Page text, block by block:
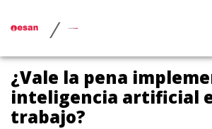
/
¿Vale la pena
inteligencia artificial
trabajo?